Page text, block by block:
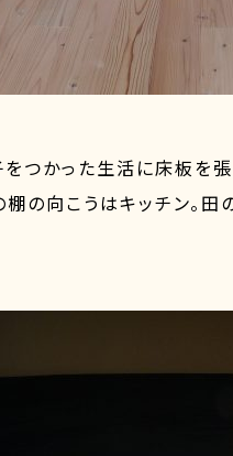
つかった生活に床板を
の向こうはキッチン。